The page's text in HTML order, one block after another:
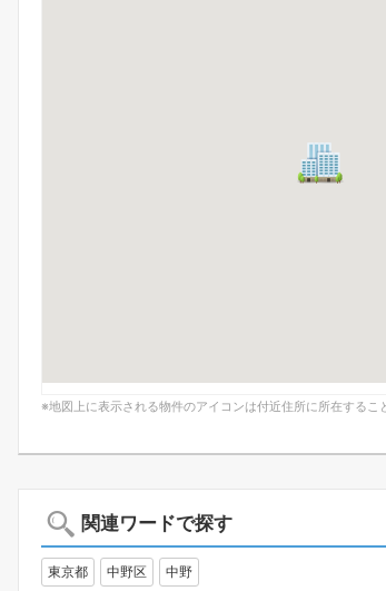
※地図上に表示される物件のアイコンは付近住所に所在するこ
関連ワードで探す
東京都 中野区 中野